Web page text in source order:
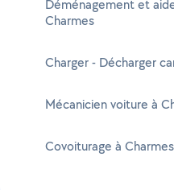
Déménagement et
Charmes
Charger - Décharger
Mécanicien voiture à
Covoiturage à Charmes